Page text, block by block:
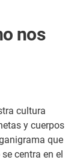
nos
cultura
y cuerpos
que
centra en el